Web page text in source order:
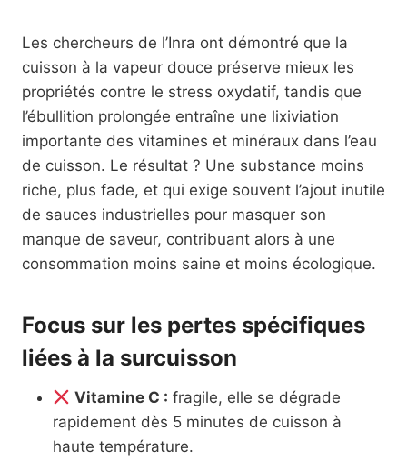
Les chercheurs de l’Inra ont démontré que la
cuisson à la vapeur douce préserve mieux les
propriétés contre le stress oxydatif, tandis que
l’ébullition prolongée entraîne une lixiviation
importante des vitamines et minéraux dans l’eau
de cuisson. Le résultat ? Une substance moins
riche, plus fade, et qui exige souvent l’ajout inutile
de sauces industrielles pour masquer son
manque de saveur, contribuant alors à une
consommation moins saine et moins écologique.
Focus sur les pertes spécifiques
liées à la surcuisson
Vitamine C : fragile, elle se dégrade
rapidement dès 5 minutes de cuisson à
haute température.